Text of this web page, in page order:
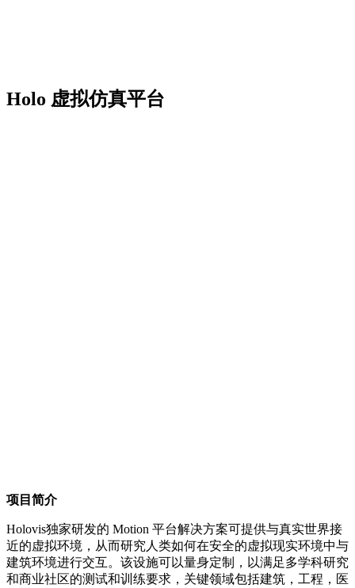
Holo 虚拟仿真平台
项目简介
Holovis独家研发的 Motion 平台解决方案可提供与真实世界接
近的虚拟环境，从而研究人类如何在安全的虚拟现实环境中与
建筑环境进行交互。该设施可以量身定制，以满足多学科研究
和商业社区的测试和训练要求，关键领域包括建筑，工程，医